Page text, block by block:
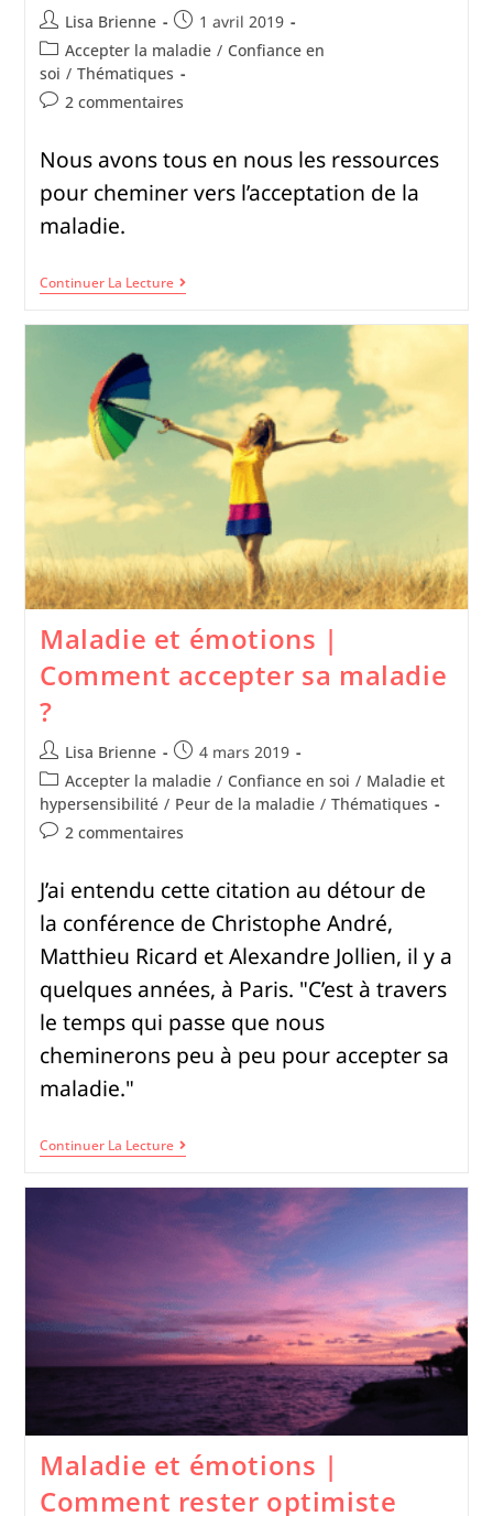
Lisa Brienne
1 avril 2019
Accepter la maladie / Confiance en
soi / Thématiques
2 commentaires
Nous avons tous en nous les ressources
pour cheminer vers l’acceptation de la
maladie.
Continuer La Lecture
Maladie et émotions |
Comment accepter sa maladie
?
Lisa Brienne
4 mars 2019
Accepter la maladie / Confiance en soi / Maladie et
hypersensibilité / Peur de la maladie / Thématiques
2 commentaires
J’ai entendu cette citation au détour de
la conférence de Christophe André,
Matthieu Ricard et Alexandre Jollien, il y a
quelques années, à Paris. "C’est à travers
le temps qui passe que nous
cheminerons peu à peu pour accepter sa
maladie."
Continuer La Lecture
Maladie et émotions |
Comment rester optimiste